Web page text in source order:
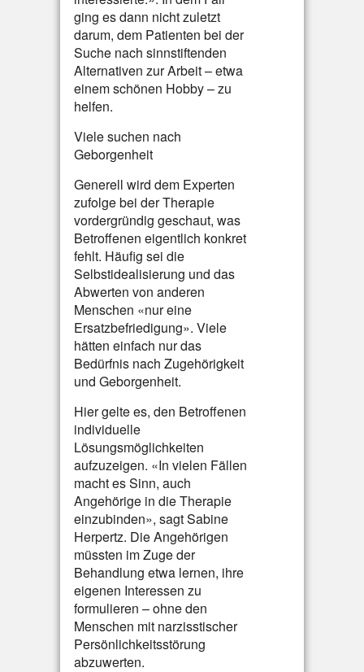
ging es dann nicht zuletzt
darum, dem Patienten bei der
Suche nach sinnstiftenden
Alternativen zur Arbeit – etwa
einem schönen Hobby – zu
helfen.
Viele suchen nach
Geborgenheit
Generell wird dem Experten
zufolge bei der Therapie
vordergründig geschaut, was
Betroffenen eigentlich konkret
fehlt. Häufig sei die
Selbstidealisierung und das
Abwerten von anderen
Menschen «nur eine
Ersatzbefriedigung». Viele
hätten einfach nur das
Bedürfnis nach Zugehörigkeit
und Geborgenheit.
Hier gelte es, den Betroffenen
individuelle
Lösungsmöglichkeiten
aufzuzeigen. «In vielen Fällen
macht es Sinn, auch
Angehörige in die Therapie
einzubinden», sagt Sabine
Herpertz. Die Angehörigen
müssten im Zuge der
Behandlung etwa lernen, ihre
eigenen Interessen zu
formulieren – ohne den
Menschen mit narzisstischer
Persönlichkeitsstörung
abzuwerten.